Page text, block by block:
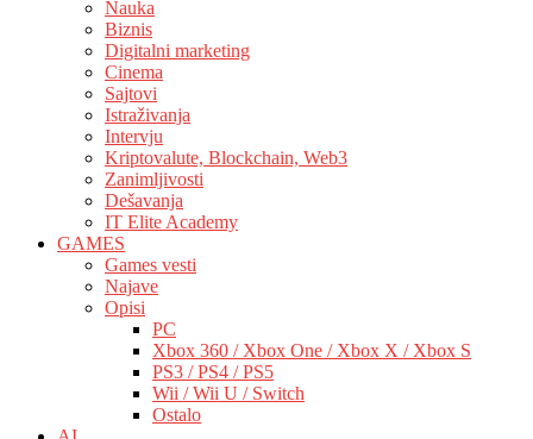
Nauka
Biznis
Digitalni marketing
Cinema
Sajtovi
Istraživanja
Intervju
Kriptovalute, Blockchain, Web3
Zanimljivosti
Dešavanja
IT Elite Academy
GAMES
Games vesti
Najave
Opisi
PC
Xbox 360 / Xbox One / Xbox X / Xbox S
PS3 / PS4 / PS5
Wii / Wii U / Switch
Ostalo